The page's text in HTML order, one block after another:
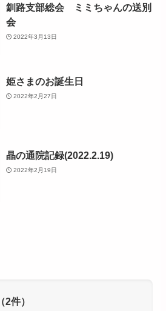
釧路支部総会 ミミちゃんの送別
会
2022年3月13日
姫さまのお誕生日
2022年2月27日
晶の通院記録(2022.2.19)
2022年2月19日
（2件）